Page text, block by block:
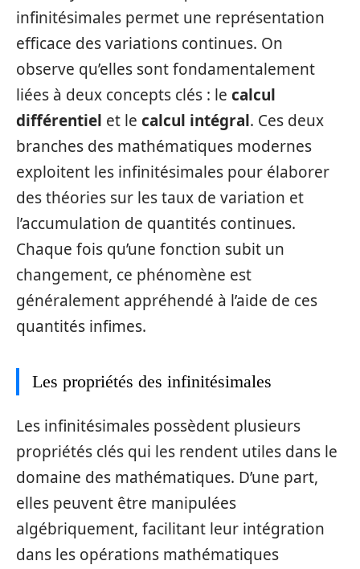
infinitésimales permet une représentation
efficace des variations continues. On
observe qu’elles sont fondamentalement
liées à deux concepts clés : le calcul
différentiel et le calcul intégral. Ces deux
branches des mathématiques modernes
exploitent les infinitésimales pour élaborer
des théories sur les taux de variation et
l’accumulation de quantités continues.
Chaque fois qu’une fonction subit un
changement, ce phénomène est
généralement appréhendé à l’aide de ces
quantités infimes.
Les propriétés des infinitésimales
Les infinitésimales possèdent plusieurs
propriétés clés qui les rendent utiles dans le
domaine des mathématiques. D’une part,
elles peuvent être manipulées
algébriquement, facilitant leur intégration
dans les opérations mathématiques